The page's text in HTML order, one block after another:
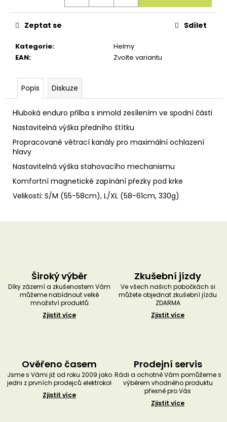
Kategorie:
Helmy
EAN: Zvolte variantu
Zeptat se Sdílet
Popis Diskuze
Hluboká enduro přilba s inmold zesílením ve spodní části
Nastavitelná výška předního štítku
Propracované větrací kanály pro maximální ochlazení
hlavy
Nastavitelná výška stahovacího mechanismu
Komfortní magnetické zapínání přezky pod krke
Velikosti: S/M (55-58cm), L/XL (58-61cm, 330g)
Široký výběr
Díky zázemí a zkušenostem Vám
můžeme nabídnout velké
množství produktů
Zjistit více
Zkušební jízdy
Ve všech našich pobočkách si
můžete objednat zkušební jízdu
ZDARMA
Zjistit více
Ověřeno časem
Jsme s Vámi již od roku 2009 jako
jedni z prvních prodejců elektrokol
Zjistit více
Prodejní servis
Rádi a ochotně Vám pomůžeme s
výběrem vhodného produktu
přesně pro Vás
Zjistit více
e